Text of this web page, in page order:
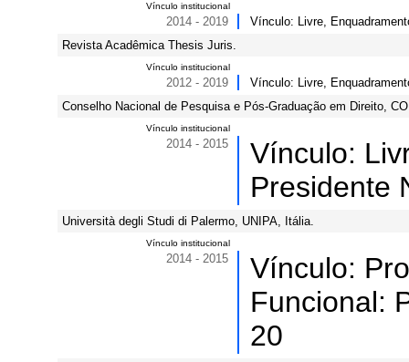
Vínculo institucional
2014 - 2019
Vínculo: Livre,
Revista Acadêmica Thesis Juris.
Vínculo institucional
2012 - 2019
Vínculo: Livre,
Conselho Nacional de Pesquisa e Pós-Graduação em Direito,
Vínculo institucional
2014 - 2015
Vínculo:
Presidente
Università degli Studi di Palermo, UNIPA, Itália.
Vínculo institucional
2014 - 2015
Vínculo:
Funcional:
20